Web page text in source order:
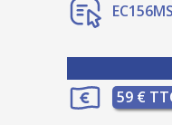
59 €